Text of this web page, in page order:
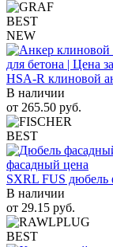
BEST
NEW
HSA-R клиновой
В наличии
от 265.50 руб.
BEST
SXRL FUS дюбель
В наличии
от 29.15 руб.
BEST